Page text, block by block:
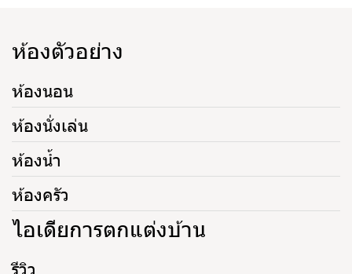
ห้องตัวอย่าง
ห้องนอน
ห้องนั่งเล่น
ห้องน้ำ
ห้องครัว
ไอเดียการตกแต่งบ้าน
รีวิว